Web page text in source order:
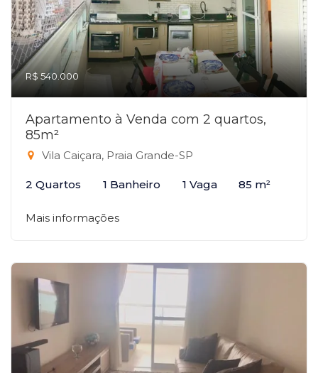
R$ 540.000
Apartamento à Venda com 2 quartos,
85m²
Vila Caiçara, Praia Grande-SP
2 Quartos 1 Banheiro 1 Vaga 85 m²
Mais informações